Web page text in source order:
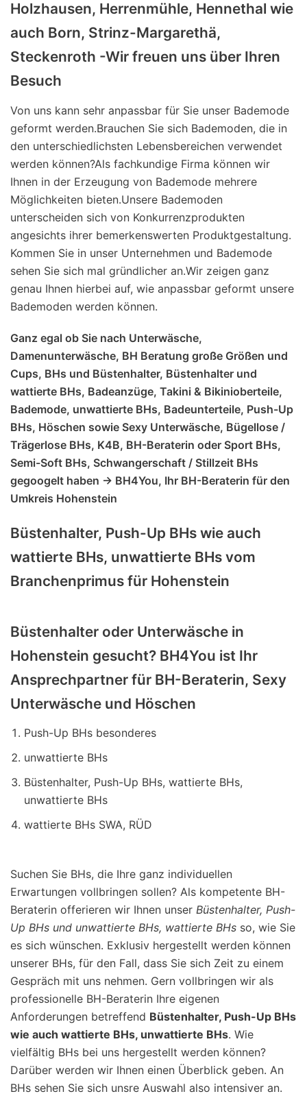
Holzhausen, Herrenmühle, Hennethal wie
auch Born, Strinz-Margarethä,
Steckenroth -Wir freuen uns über Ihren
Besuch
Von uns kann sehr anpassbar für Sie unser Bademode
geformt werden.Brauchen Sie sich Bademoden, die in
den unterschiedlichsten Lebensbereichen verwendet
werden können?Als fachkundige Firma können wir
Ihnen in der Erzeugung von Bademode mehrere
Möglichkeiten bieten.Unsere Bademoden
unterscheiden sich von Konkurrenzprodukten
angesichts ihrer bemerkenswerten Produktgestaltung.
Kommen Sie in unser Unternehmen und Bademode
sehen Sie sich mal gründlicher an.Wir zeigen ganz
genau Ihnen hierbei auf, wie anpassbar geformt unsere
Bademoden werden können.
Ganz egal ob Sie nach Unterwäsche,
Damenunterwäsche, BH Beratung große Größen und
Cups, BHs und Büstenhalter, Büstenhalter und
wattierte BHs, Badeanzüge, Takini & Bikinioberteile,
Bademode, unwattierte BHs, Badeunterteile, Push-Up
BHs, Höschen sowie Sexy Unterwäsche, Bügellose /
Trägerlose BHs, K4B, BH-Beraterin oder Sport BHs,
Semi-Soft BHs, Schwangerschaft / Stillzeit BHs
gegoogelt haben -> BH4You, Ihr BH-Beraterin für den
Umkreis Hohenstein
Büstenhalter, Push-Up BHs wie auch
wattierte BHs, unwattierte BHs vom
Branchenprimus für Hohenstein
Büstenhalter oder Unterwäsche in
Hohenstein gesucht? BH4You ist Ihr
Ansprechpartner für BH-Beraterin, Sexy
Unterwäsche und Höschen
Push-Up BHs besonderes
unwattierte BHs
Büstenhalter, Push-Up BHs, wattierte BHs,
unwattierte BHs
wattierte BHs SWA, RÜD
Suchen Sie BHs, die Ihre ganz individuellen
Erwartungen vollbringen sollen? Als kompetente BH-
Beraterin offerieren wir Ihnen unser Büstenhalter, Push-
Up BHs und unwattierte BHs, wattierte BHs so, wie Sie
es sich wünschen. Exklusiv hergestellt werden können
unserer BHs, für den Fall, dass Sie sich Zeit zu einem
Gespräch mit uns nehmen. Gern vollbringen wir als
professionelle BH-Beraterin Ihre eigenen
Anforderungen betreffend Büstenhalter, Push-Up BHs
wie auch wattierte BHs, unwattierte BHs. Wie
vielfältig BHs bei uns hergestellt werden können?
Darüber werden wir Ihnen einen Überblick geben. An
BHs sehen Sie sich unsre Auswahl also intensiver an.